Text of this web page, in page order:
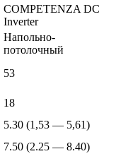
COMPETENZA DC
Inverter
Напольно-
потолочный
53
18
5.30 (1,53 — 5,61)
7.50 (2.25 — 8.40)